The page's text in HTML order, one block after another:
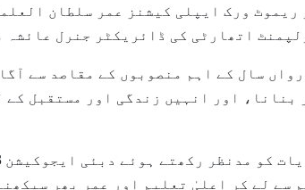
ورک ایپلی کیشنز عمر سلطان
اتھارٹی کی ڈائریکٹر جنرل عائشہ
سال کے اہم منصوبوں کے مقاصد سے
اور انہیں زندگی اور مستقبل
لے کر اعلیٰ تعلیم اور عمر بھر